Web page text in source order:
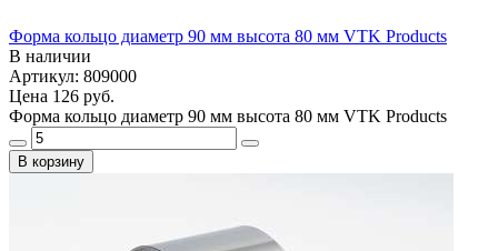
Форма кольцо диаметр 90 мм высота 80 мм VTK Products
В наличии
Артикул: 809000
Цена 126 руб.
Форма кольцо диаметр 90 мм высота 80 мм VTK Products
В корзину